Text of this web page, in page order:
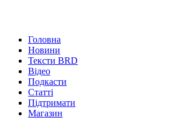
Головна
Новини
Тексти BRD
Відео
Подкасти
Статті
Підтримати
Магазин